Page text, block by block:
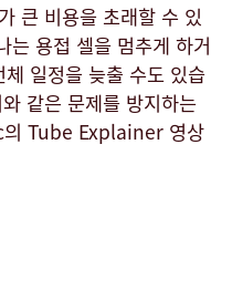
큰 비용을 초래할 수 있
는 용접 셀을 멈추게 하거
일정을 늦출 수도 있습
같은 문제를 방지하는
Tube Explainer 영상